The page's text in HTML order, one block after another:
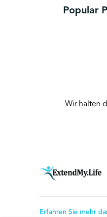
Popular
Wir halten
Erfahren Sie mehr